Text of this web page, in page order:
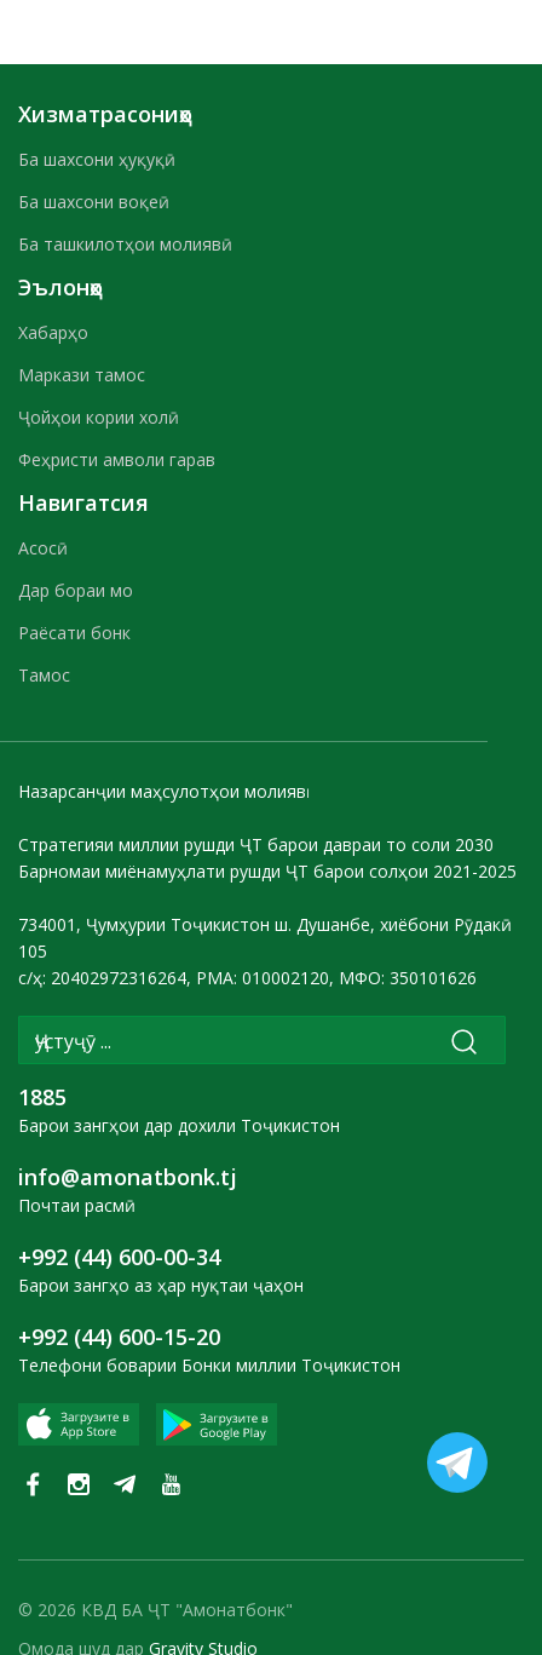
Хизматрасониҳо
Ба шахсони ҳуқуқӣ
Ба шахсони воқеӣ
Ба ташкилотҳои молиявӣ
Эълонҳо
Хабарҳо
Маркази тамос
Ҷойҳои кории холӣ
Феҳристи амволи гарав
Навигатсия
Асосӣ
Дар бораи мо
Раёсати бонк
Тамос
Назарсанҷии маҳсулотҳои молиявӣ
Стратегияи миллии рушди ҶТ барои давраи то соли 2030
Барномаи миёнамуҳлати рушди ҶТ барои солҳои 2021-2025
734001, Ҷумҳурии Тоҷикистон ш. Душанбе, хиёбони Рӯдакӣ
105
с/ҳ: 20402972316264, РМА: 010002120, МФО: 350101626
1885
Барои зангҳои дар дохили Тоҷикистон
info@amonatbonk.tj
Почтаи расмӣ
+992 (44) 600-00-34
Барои зангҳо аз ҳар нуқтаи ҷаҳон
+992 (44) 600-15-20
Телефони боварии Бонки миллии Тоҷикистон
© 2026 КВД БА ҶТ "Амонатбонк"
Омода шуд дар Gravity Studio